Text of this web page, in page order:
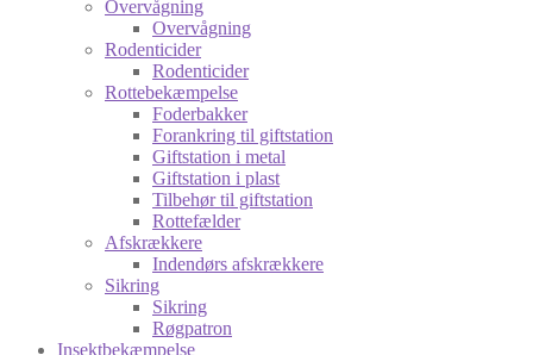
Overvågning
Overvågning
Rodenticider
Rodenticider
Rottebekæmpelse
Foderbakker
Forankring til giftstation
Giftstation i metal
Giftstation i plast
Tilbehør til giftstation
Rottefælder
Afskrækkere
Indendørs afskrækkere
Sikring
Sikring
Røgpatron
Insektbekæmpelse